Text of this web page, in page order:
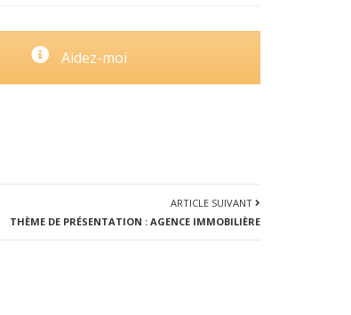
Aidez-moi
ARTICLE SUIVANT
THÈME DE PRÉSENTATION : AGENCE IMMOBILIÈRE